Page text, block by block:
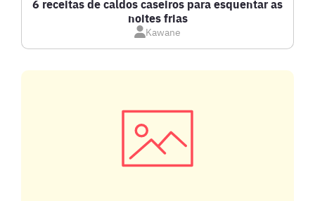
CARNE BOVINA
COMPOTAS E GELEIAS
6 receitas de caldos caseiros para esquentar as
noites frias
Kawane